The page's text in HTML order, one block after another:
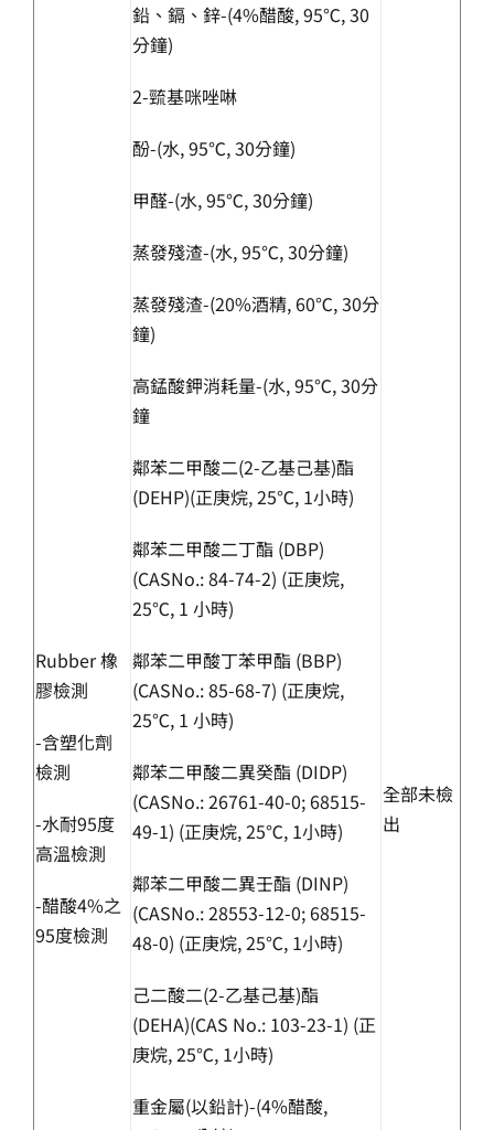
Rubber 橡
膠檢測
-含塑化劑
檢測
-水耐95度
高溫檢測
-醋酸4%之
95度檢測
鉛、鎘、鋅-(4%醋酸, 95℃, 30
分鐘)
2-巰基咪唑啉
酚-(水, 95℃, 30分鐘)
甲醛-(水, 95℃, 30分鐘)
蒸發殘渣-(水, 95℃, 30分鐘)
蒸發殘渣-(20%酒精, 60℃, 30分
鐘)
高錳酸鉀消耗量-(水, 95℃, 30分
鐘
鄰苯二甲酸二(2-乙基己基)酯
(DEHP)(正庚烷, 25℃, 1小時)
鄰苯二甲酸二丁酯 (DBP)
(CASNo.: 84-74-2) (正庚烷,
25℃, 1 小時)
鄰苯二甲酸丁苯甲酯 (BBP)
(CASNo.: 85-68-7) (正庚烷,
25℃, 1 小時)
鄰苯二甲酸二異癸酯 (DIDP)
(CASNo.: 26761-40-0; 68515-
49-1) (正庚烷, 25℃, 1小時)
鄰苯二甲酸二異壬酯 (DINP)
(CASNo.: 28553-12-0; 68515-
48-0) (正庚烷, 25℃, 1小時)
己二酸二(2-乙基己基)酯
(DEHA)(CAS No.: 103-23-1) (正
庚烷, 25℃, 1小時)
重金屬(以鉛計)-(4%醋酸,
全部未檢
出